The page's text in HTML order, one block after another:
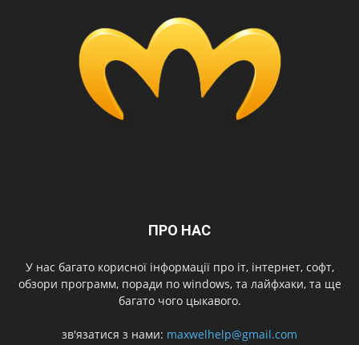
ПРО НАС
У нас багато корисної інформації про іт, інтернет, софт,
обзори программ, поради по windows, та лайфхаки, та ще
багато чого цыкавого.
зв'язатися з нами: maxwelhelp@gmail.com